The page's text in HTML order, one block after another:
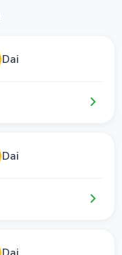
Dai
Dai